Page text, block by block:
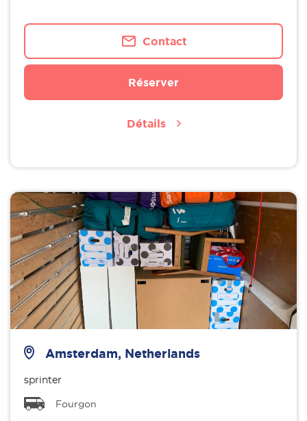
Contact
Réserver
Détails
Amsterdam, Netherlands
sprinter
Fourgon